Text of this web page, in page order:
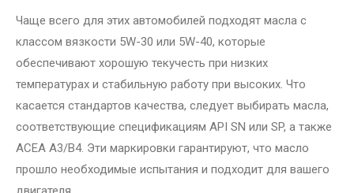
Чаще всего для этих автомобилей подходят масла с
классом вязкости 5W-30 или 5W-40, которые
обеспечивают хорошую текучесть при низких
температурах и стабильную работу при высоких. Что
касается стандартов качества, следует выбирать масла,
соответствующие спецификациям API SN или SP, а также
ACEA A3/B4. Эти маркировки гарантируют, что масло
прошло необходимые испытания и подходит для вашего